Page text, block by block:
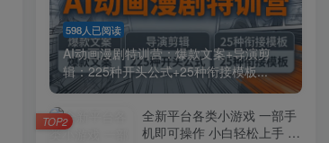
598人已阅读
AI动画漫剧特训营：爆款文案+导演剪
辑：225种开头公式+25种衔接模板...
全新平台各类小游戏 一部手
机即可操作 小白轻松上手 长
TOP2